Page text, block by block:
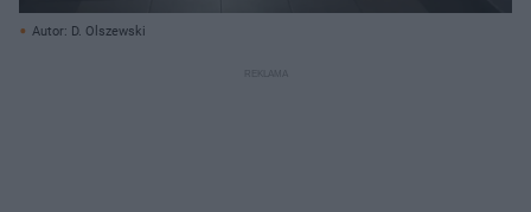
Autor: D. Olszewski